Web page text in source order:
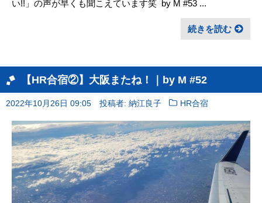
い!!」の声が早くも聞こえています笑 ㅤ by M #53 ㅤ...
続きを読む
【HR合宿②】大阪またね！｜by M #52
2022年10月26日 09:05 投稿者: 納江良子 HR合宿